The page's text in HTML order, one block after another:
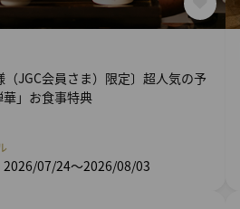
（JGC会員さま）限定〕超人気の予
」お食事特典
2026/07/24～2026/08/03